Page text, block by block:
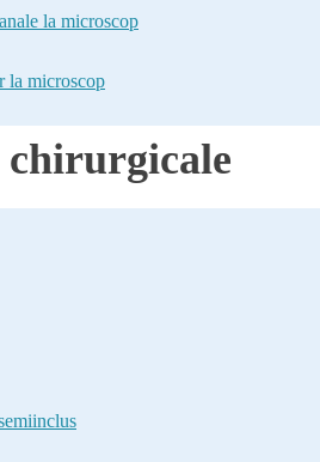
la microscop
la microscop